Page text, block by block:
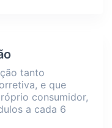
tanto
e que
consumidor,
a cada 6